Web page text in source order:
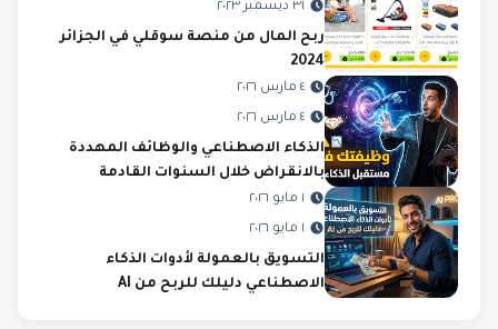
٣١ ديسمبر ٢٠٢٣
ربح المال من منصة سوقلي في الجزائر
2024
٤ مارس ٢٠٢٦
٤ مارس ٢٠٢٦
الذكاء الاصطناعي والوظائف المهددة
بالانقراض خلال السنوات القادمة
١ مايو ٢٠٢٦
١ مايو ٢٠٢٦
التسويق بالعمولة لأدوات الذكاء
الاصطناعي دليلك للربح من AI